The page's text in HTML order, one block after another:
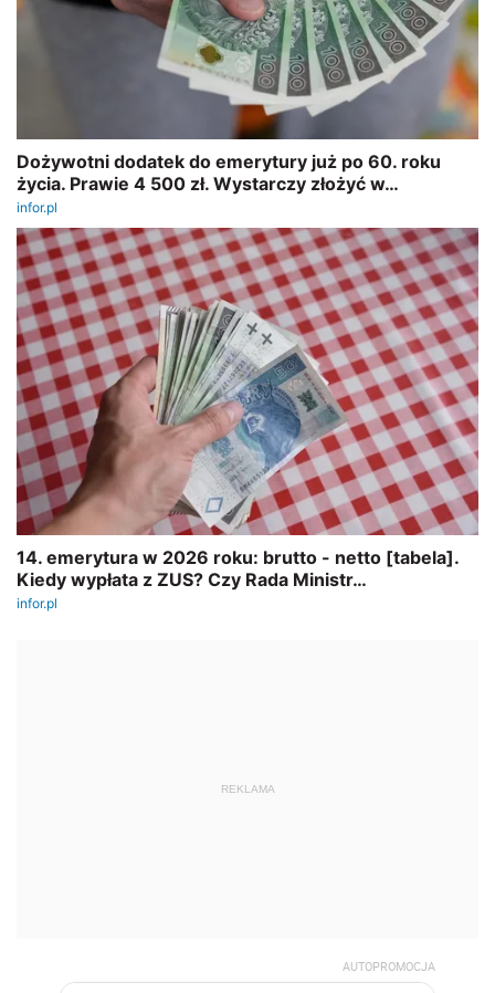
REKLAMA
AUTOPROMOCJA